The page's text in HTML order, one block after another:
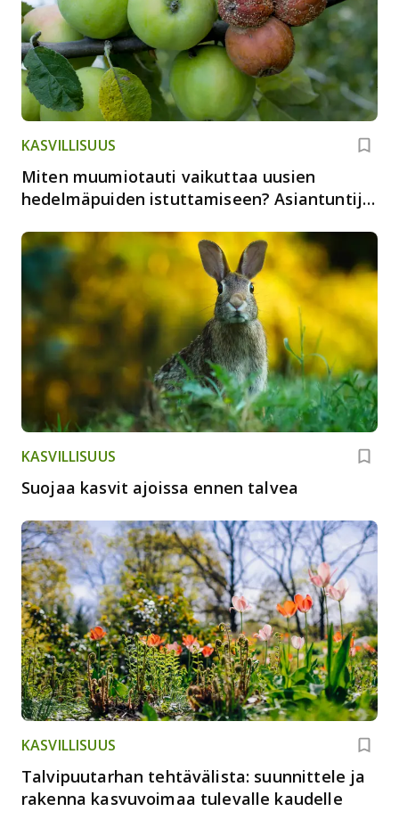
KASVILLISUUS
Miten muumiotauti vaikuttaa uusien
hedelmäpuiden istuttamiseen? Asiantuntija
KASVILLISUUS
Suojaa kasvit ajoissa ennen talvea
KASVILLISUUS
Talvipuutarhan tehtävälista: suunnittele ja
rakenna kasvuvoimaa tulevalle kaudelle